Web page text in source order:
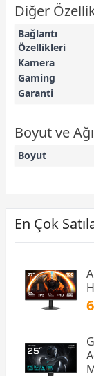
Diğer
Bağlantı
Özellikleri
Kamera
Gaming
Garanti
Boyut ve
Boyut
En Çok